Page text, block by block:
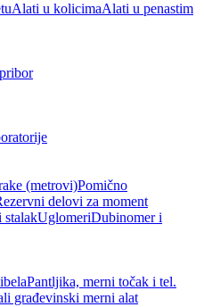
Alati u kolicimaAlati u penastim
(metrovi)Pomično
delovi za moment
stalakUglomeriDubinomer i
Pantljika, merni točak i tel.
građevinski merni alat